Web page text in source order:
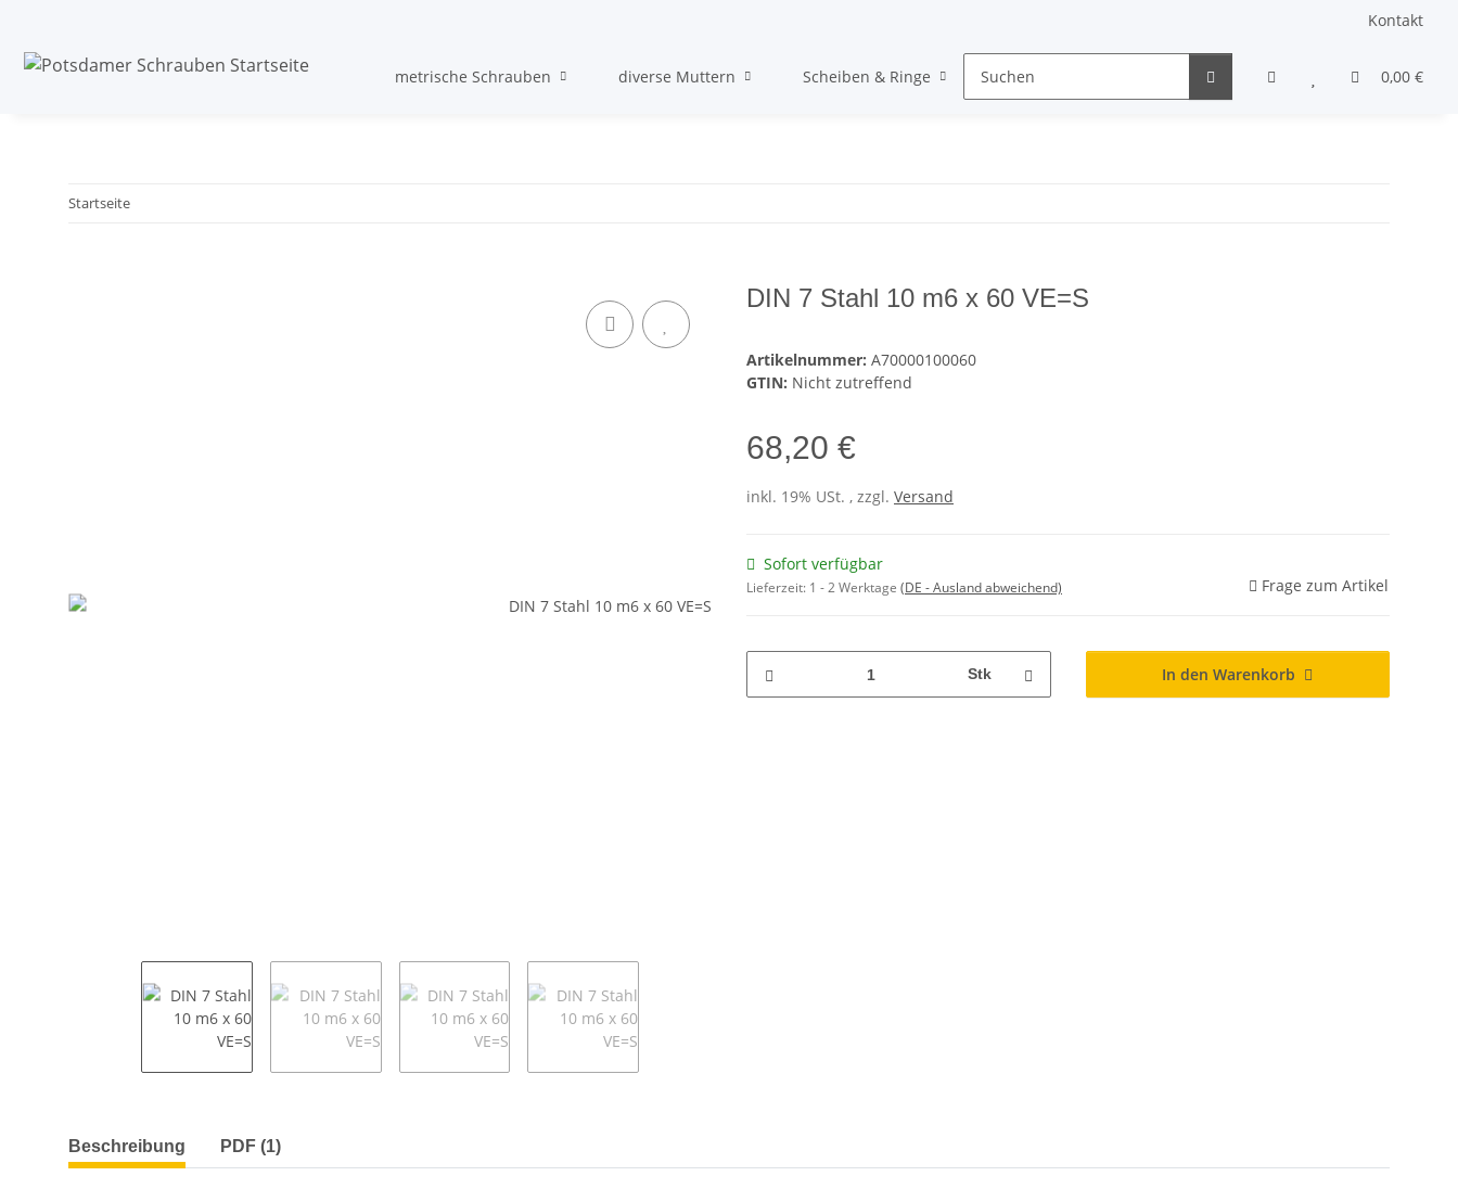
Kontakt
0,00 €
metrische Schrauben diverse Muttern Scheiben & Ringe Gewindestifte & Stifte andere Schrauben
Startseite
DIN 7 Stahl 10 m6 x 60 VE=S
Artikelnummer: A70000100060
GTIN: Nicht zutreffend
68,20 €
inkl. 19% USt. , zzgl. Versand
Sofort verfügbar
Lieferzeit: 1 - 2 Werktage (DE - Ausland abweichend) Frage zum Artikel
Stk In den Warenkorb
weitere Registerkarten anzeigen
Beschreibung PDF (1)